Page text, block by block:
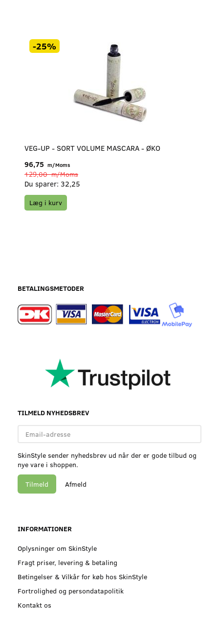
-25%
VEG-UP - SORT VOLUME MASCARA - ØKO
96,75 m/Moms
129,00m/Moms
Du sparer: 32,25
Læg i kurv
BETALINGSMETODER
TILMELD NYHEDSBREV
adresse
SkinStyle sender nyhedsbrev ud når der er gode tilbud og
nye vare i shoppen.
Tilmeld Afmeld
INFORMATIONER
Oplysninger om SkinStyle
Fragt priser, levering & betaling
Betingelser & Vilkår for køb hos SkinStyle
Fortrolighed og persondatapolitik
Kontakt os